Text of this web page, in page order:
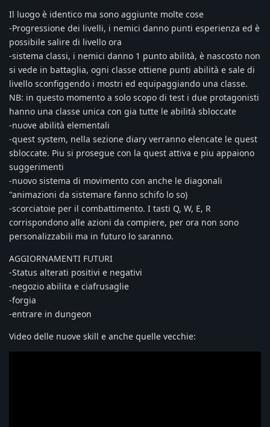
Il luogo è identico ma sono aggiunte molte cose
-Progressione dei livelli, i nemici danno punti esperienza ed è
possibile salire di livello ora
-sistema classi, i nemici danno 1 punto abilità, è nascosto non
si vede in battaglia, ogni classe ottiene punti abilità e sale di
livello sconfiggendo i mostri ed equipaggiando una classe.
NB: in questo momento a solo scopo di test i due protagonisti
hanno una classe unica con gia tutte le abilità sbloccate
-nuove abilità elementali
-quest system, nella sezione diary verranno elencate le quest
sbloccate. Piu si prosegue con la quest attiva e piu appaiono
suggerimenti
-nuovo sistema di movimento con anche le diagonali
"animazioni da sistemare fanno schifo lo so)
-scorciatoie per il combattimento. I tasti Q, W, E, R
corrispondono alle azioni da compiere, per ora non sono
personalizzabili ma in futuro lo saranno.
AGGIORNAMENTI FUTURI
-Status alterati positivi e negativi
-negozio abilita e ciafrusaglie
-forgia
-entrare in dungeon
Video delle nuove skill e anche quelle vecchie: